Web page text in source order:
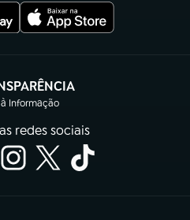
Informação
(abre em nova aba)
redes sociais